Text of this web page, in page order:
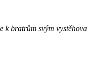
k bratrům svým